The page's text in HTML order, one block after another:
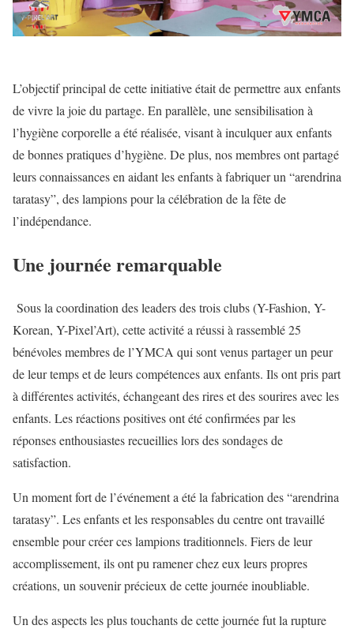
L’objectif principal de cette initiative était de permettre aux enfants
de vivre la joie du partage. En parallèle, une sensibilisation à
l’hygiène corporelle a été réalisée, visant à inculquer aux enfants
de bonnes pratiques d’hygiène. De plus, nos membres ont partagé
leurs connaissances en aidant les enfants à fabriquer un “arendrina
taratasy”, des lampions pour la célébration de la fête de
l’indépendance.
Une journée remarquable
Sous la coordination des leaders des trois clubs (Y-Fashion, Y-
Korean, Y-Pixel’Art), cette activité a réussi à rassemblé 25
bénévoles membres de l’YMCA qui sont venus partager un peur
de leur temps et de leurs compétences aux enfants. Ils ont pris part
à différentes activités, échangeant des rires et des sourires avec les
enfants. Les réactions positives ont été confirmées par les
réponses enthousiastes recueillies lors des sondages de
satisfaction.
Un moment fort de l’événement a été la fabrication des “arendrina
taratasy”. Les enfants et les responsables du centre ont travaillé
ensemble pour créer ces lampions traditionnels. Fiers de leur
accomplissement, ils ont pu ramener chez eux leurs propres
créations, un souvenir précieux de cette journée inoubliable.
Un des aspects les plus touchants de cette journée fut la rupture